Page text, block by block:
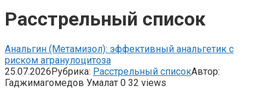
Расстрельный список
Анальгин (Метамизол): эффективный анальгетик с
риском агранулоцитоза
25.07.2026Рубрика: Расстрельный списокАвтор:
Гаджимагомедов Умалат 0 32 views